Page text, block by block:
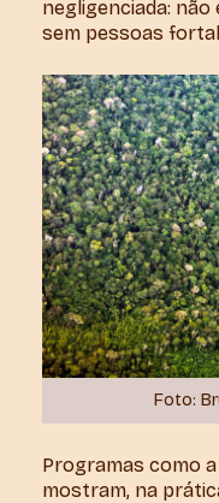
negligenciada:
sem pessoas
Foto:
Programas como a
mostram, na